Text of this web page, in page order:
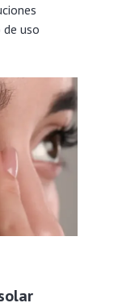
uso